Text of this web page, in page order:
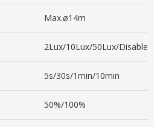
Max.ø14m
2Lux/10Lux/50Lux/Disable
5s/30s/1min/10min
50%/100%